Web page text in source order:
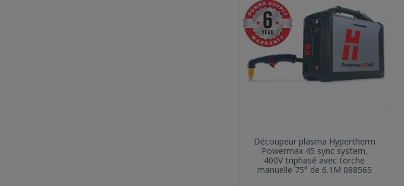
Aperçu rapide
Découpeur plasma Hypertherm
Powermax 45 sync system,
400V triphasé avec torche
manuelle 75° de 6.1M 088565